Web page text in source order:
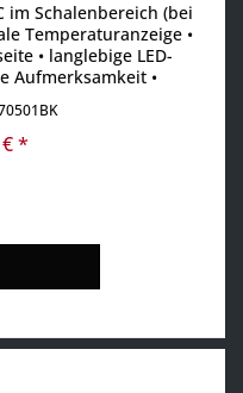
im Schalenbereich (bei
Temperaturanzeige •
• langlebige LED-
Aufmerksamkeit •
Glas • aufklappbare
Behälter
*